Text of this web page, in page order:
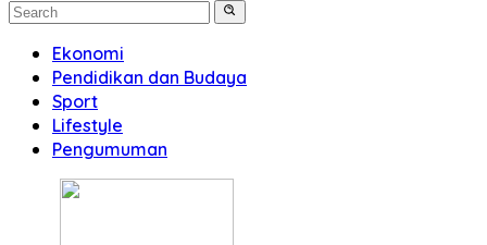
Ekonomi
Pendidikan dan Budaya
Sport
Lifestyle
Pengumuman